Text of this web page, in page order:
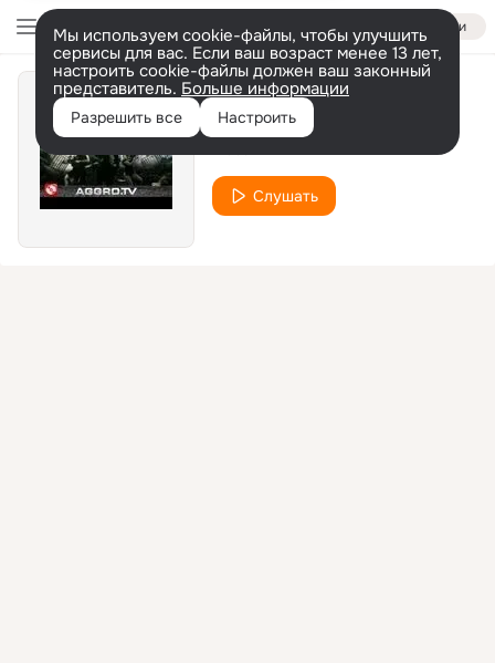
Войти
Мы используем cookie-файлы, чтобы улучшить
сервисы для вас. Если ваш возраст менее 13 лет,
настроить cookie-файлы должен ваш законный
представитель. Больше информации
Разрешить все Настроить
Blitzlichtgewitter
Слушать